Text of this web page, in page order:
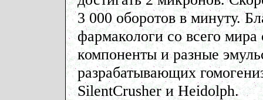
3 000 оборотов в минуту.
фармакологи со всего
компоненты и разные
разрабатывающих
SilentCrusher и Heidolph.